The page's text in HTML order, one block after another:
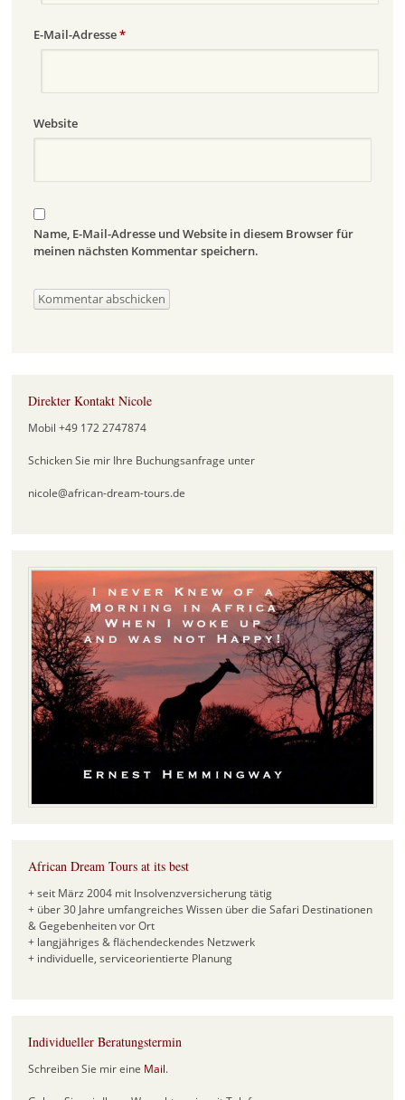
E-Mail-Adresse*
Website
Name, E-Mail-Adresse und Website in diesem Browser für
meinen nächsten Kommentar speichern.
Direkter Kontakt Nicole
Mobil +49 172 2747874
Schicken Sie mir Ihre Buchungsanfrage unter
nicole@african-dream-tours.de
African Dream Tours at its best
+ seit März 2004 mit Insolvenzversicherung tätig
+ über 30 Jahre umfangreiches Wissen über die Safari Destinationen
& Gegebenheiten vor Ort
+ langjähriges & flächendeckendes Netzwerk
+ individuelle, serviceorientierte Planung
Individueller Beratungstermin
Schreiben Sie mir eine Mail.